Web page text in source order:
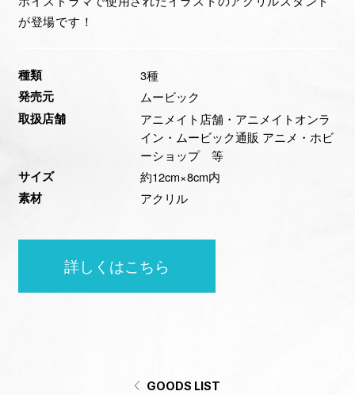
STAFF&CAST
KEYWORDS
GALLERY
Blu-ray
NOVELS&COMICS
GOODS
が登場です！
種類 3種
発売元 ムービック
取扱店舗
アニメイト店舗・アニメイトオンラ
イン・ムービック通販 アニメ・ホビ
ーショップ 等
サイズ 約12cm×8cm内
素材 アクリル
詳しくはこちら
GOODS LIST